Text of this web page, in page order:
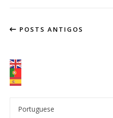
POSTS ANTIGOS